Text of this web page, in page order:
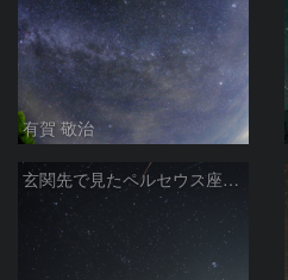
有賀 敬治
玄関先で見たペルセウス座流星群